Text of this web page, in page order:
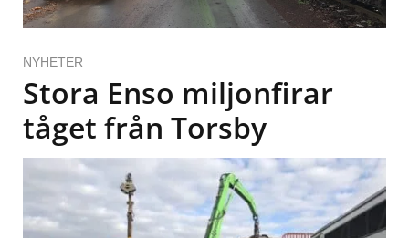
NYHETER
Stora Enso miljonfirar
tåget från Torsby